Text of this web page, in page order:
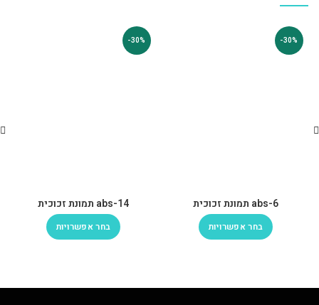
-30%
abs-6 תמונת זכוכית
בחר אפשרויות
-30%
abs-14 תמונת זכוכית
בחר אפשרויות